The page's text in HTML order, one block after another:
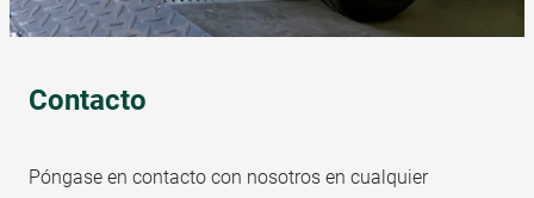
Contacto
Póngase en contacto con nosotros en cualquier